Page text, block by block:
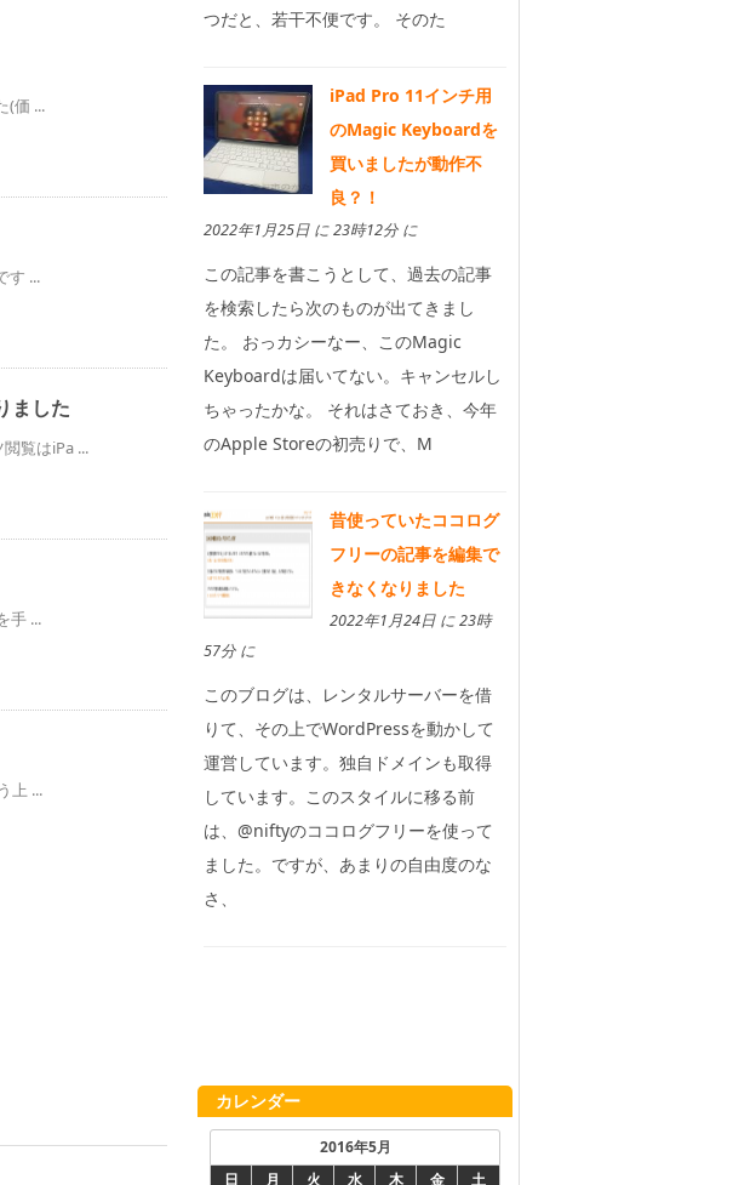
(価 ...
す ...
ました
覧はiPa ...
手 ...
上 ...
つだと、若干不便です。 そのた
iPad Pro 11インチ用
のMagic Keyboardを
買いましたが動作不
良？！
2022年1月25日 に 23時12分 に
この記事を書こうとして、過去の記事
を検索したら次のものが出てきまし
た。 おっカシーなー、このMagic
Keyboardは届いてない。キャンセルし
ちゃったかな。 それはさておき、今年
のApple Storeの初売りで、M
昔使っていたココログ
フリーの記事を編集で
きなくなりました
2022年1月24日 に 23時
57分 に
このブログは、レンタルサーバーを借
りて、その上でWordPressを動かして
運営しています。独自ドメインも取得
しています。このスタイルに移る前
は、@niftyのココログフリーを使って
ました。ですが、あまりの自由度のな
さ、
カレンダー
2016年5月
日
月 火 水 木 金
土